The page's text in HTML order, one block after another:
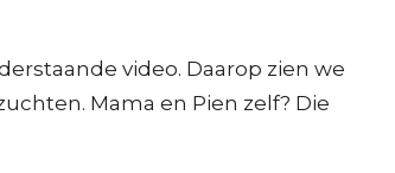
video. Daarop zien we
Mama en Pien zelf? Die